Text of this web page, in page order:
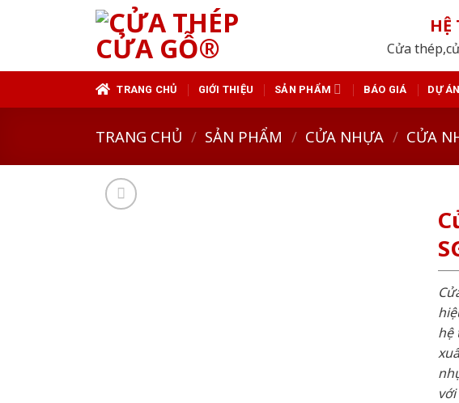
HỆ
Cửa
TRANG CHỦ GIỚI THIỆU SẢN PHẨM BÁO GIÁ DỰ
TRANG CHỦ / SẢN PHẨM / CỬA NHỰA / CỬA
hệ